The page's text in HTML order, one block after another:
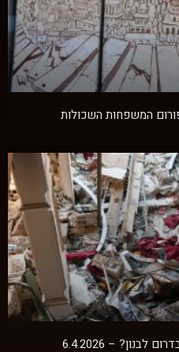
המשפחות השכולות
– 6.4.2026